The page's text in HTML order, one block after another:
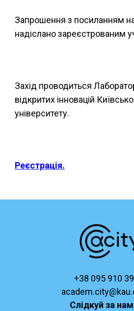
Запрошення з посиланням
надіслано зареєстрованим
Захід проводиться
відкритих інновацій
університету.
Реєстрація.
+38 095 910
Слідкуй за